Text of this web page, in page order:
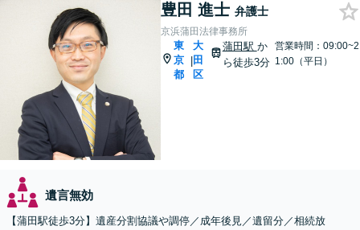
豊田 進士 弁護士
京浜蒲田法律事務所
東
京
都
|
大
田
区
蒲田駅 か
ら徒歩3分
営業時間：09:00~2
1:00（平日）
遺言無効
【蒲田駅徒歩3分】遺産分割協議や調停／成年後見／遺留分／相続放